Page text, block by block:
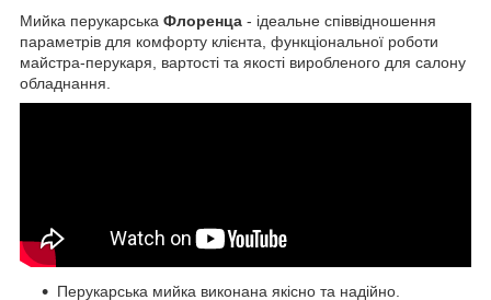
Мийка перукарська Флоренца - ідеальне співвідношення
параметрів для комфорту клієнта, функціональної роботи
майстра-перукаря, вартості та якості виробленого для салону
обладнання.
Перукарська мийка виконана якісно та надійно.